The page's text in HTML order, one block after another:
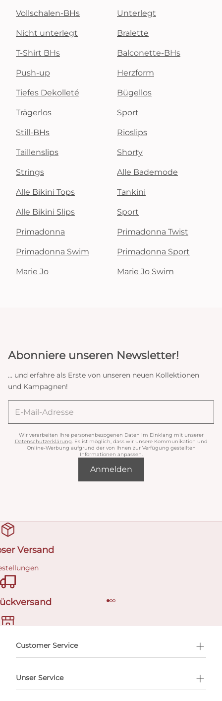
Vollschalen-BHs Unterlegt
Nicht unterlegt Bralette
T-Shirt BHs Balconette-BHs
Push-up Herzform
Tiefes Dekolleté Bügellos
Trägerlos Sport
Still-BHs Rioslips
Taillenslips Shorty
Strings Alle Bademode
Alle Bikini Tops Tankini
Alle Bikini Slips Sport
Primadonna Primadonna Twist
Primadonna Swim Primadonna Sport
Marie Jo Marie Jo Swim
Abonniere unseren Newsletter!
... und erfahre als Erste von unseren neuen Kollektionen
und Kampagnen!
Wir verarbeiten Ihre personenbezogenen Daten im Einklang mit unserer
Datenschutzerklärung . Es ist möglich, dass wir unsere Kommunikation und
Online-Werbung aufgrund der von Ihnen zur Verfügung gestellten
Informationen anpassen.
Anmelden
Versand
buchen
Customer Service
Unser Service